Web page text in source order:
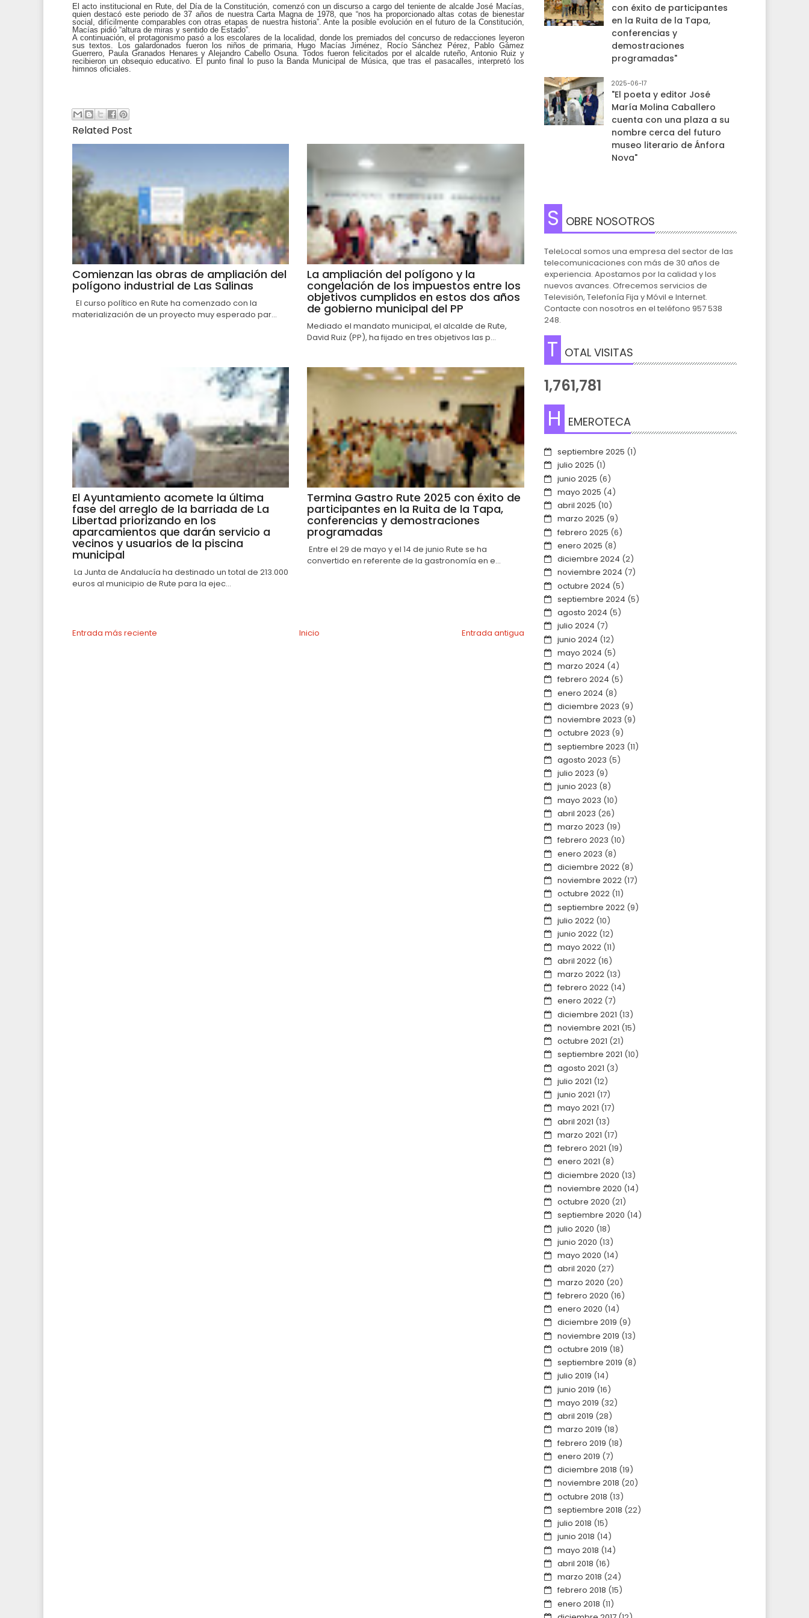
El acto institucional en Rute, del Día de la Constitución, comenzó con un discurso a cargo del teniente de alcalde José Macías,
quien destacó este periodo de 37 años de nuestra Carta Magna de 1978, que “nos ha proporcionado altas cotas de bienestar
social, difícilmente comparables con otras etapas de nuestra historia”. Ante la posible evolución en el futuro de la Constitución,
Macías pidió “altura de miras y sentido de Estado”.
A continuación, el protagonismo pasó a los escolares de la localidad, donde los premiados del concurso de redacciones leyeron
sus textos. Los galardonados fueron los niños de primaria, Hugo Macías Jiménez, Rocío Sánchez Pérez, Pablo Gámez
Guerrero, Paula Granados Henares y Alejandro Cabello Osuna. Todos fueron felicitados por el alcalde ruteño, Antonio Ruiz y
recibieron un obsequio educativo. El punto final lo puso la Banda Municipal de Música, que tras el pasacalles, interpretó los
himnos oficiales.
Related Post
Comienzan las obras de ampliación del
polígono industrial de Las Salinas
El curso político en Rute ha comenzado con la
materialización de un proyecto muy esperado par...
La ampliación del polígono y la
congelación de los impuestos entre los
objetivos cumplidos en estos dos años
de gobierno municipal del PP
Mediado el mandato municipal, el alcalde de Rute,
David Ruiz (PP), ha fijado en tres objetivos las p...
El Ayuntamiento acomete la última
fase del arreglo de la barriada de La
Libertad priorizando en los
aparcamientos que darán servicio a
vecinos y usuarios de la piscina
municipal
La Junta de Andalucía ha destinado un total de 213.000
euros al municipio de Rute para la ejec...
Termina Gastro Rute 2025 con éxito de
participantes en la Ruita de la Tapa,
conferencias y demostraciones
programadas
Entre el 29 de mayo y el 14 de junio Rute se ha
convertido en referente de la gastronomía en e...
Entrada más reciente Entrada antigua
Inicio
con éxito de participantes
en la Ruita de la Tapa,
conferencias y
demostraciones
programadas"
2025-06-17
"El poeta y editor José
María Molina Caballero
cuenta con una plaza a su
nombre cerca del futuro
museo literario de Ánfora
Nova"
S OBRE NOSOTROS
TeleLocal somos una empresa del sector de las
telecomunicaciones con más de 30 años de
experiencia. Apostamos por la calidad y los
nuevos avances. Ofrecemos servicios de
Televisión, Telefonía Fija y Móvil e Internet.
Contacte con nosotros en el teléfono 957 538
248.
T OTAL VISITAS
1,761,781
H EMEROTECA
septiembre 2025 (1)
julio 2025 (1)
junio 2025 (6)
mayo 2025 (4)
abril 2025 (10)
marzo 2025 (9)
febrero 2025 (6)
enero 2025 (8)
diciembre 2024 (2)
noviembre 2024 (7)
octubre 2024 (5)
septiembre 2024 (5)
agosto 2024 (5)
julio 2024 (7)
junio 2024 (12)
mayo 2024 (5)
marzo 2024 (4)
febrero 2024 (5)
enero 2024 (8)
diciembre 2023 (9)
noviembre 2023 (9)
octubre 2023 (9)
septiembre 2023 (11)
agosto 2023 (5)
julio 2023 (9)
junio 2023 (8)
mayo 2023 (10)
abril 2023 (26)
marzo 2023 (19)
febrero 2023 (10)
enero 2023 (8)
diciembre 2022(8)
noviembre 2022(17)
octubre 2022(11)
septiembre 2022(9)
julio 2022(10)
junio 2022(12)
mayo 2022(11)
abril 2022(16)
marzo 2022(13)
febrero 2022(14)
enero 2022(7)
diciembre 2021 (13)
noviembre 2021 (15)
octubre 2021 (21)
septiembre 2021 (10)
agosto 2021 (3)
julio 2021 (12)
junio 2021 (17)
mayo 2021 (17)
abril 2021 (13)
marzo 2021 (17)
febrero 2021 (19)
enero 2021 (8)
diciembre 2020 (13)
noviembre 2020 (14)
octubre 2020 (21)
septiembre 2020 (14)
julio 2020 (18)
junio 2020 (13)
mayo 2020 (14)
abril 2020 (27)
marzo 2020 (20)
febrero 2020 (16)
enero 2020 (14)
diciembre 2019 (9)
noviembre 2019 (13)
octubre 2019 (18)
septiembre 2019 (8)
julio 2019 (14)
junio 2019 (16)
mayo 2019 (32)
abril 2019 (28)
marzo 2019 (18)
febrero 2019 (18)
enero 2019 (7)
diciembre 2018 (19)
noviembre 2018 (20)
octubre 2018 (13)
septiembre 2018 (22)
julio 2018 (15)
junio 2018 (14)
mayo 2018 (14)
abril 2018 (16)
marzo 2018 (24)
febrero 2018 (15)
enero 2018 (11)